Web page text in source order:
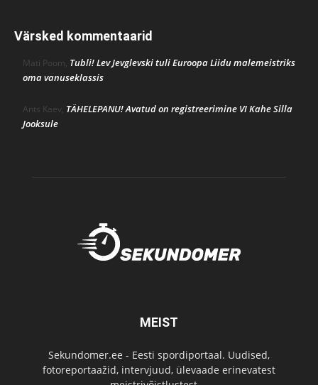
Värsked kommentaarid
Mati Poom, Tubli! Lev Jevglevski tuli Euroopa Liidu malemeistriks
oma vanuseklassis
Ants Kaev, TÄHELEPANU! Avatud on registreerimine VI Kahe Silla
Jooksule
MEIST
Sekundomer.ee - Eesti spordiportaal. Uudised,
fotoreportaažid, intervjuud, ülevaade erinevatest